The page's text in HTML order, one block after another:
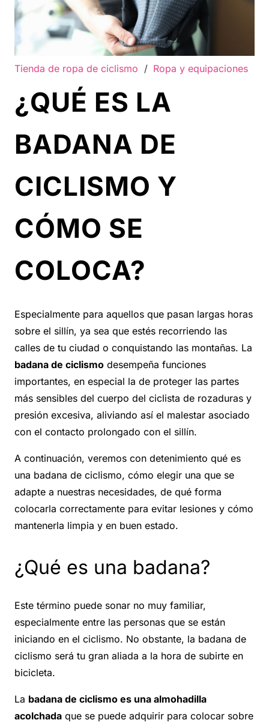
Tienda de ropa de ciclismo / Ropa y equipaciones
¿QUÉ ES LA
BADANA DE
CICLISMO Y
CÓMO SE
COLOCA?
Especialmente para aquellos que pasan largas horas
sobre el sillín, ya sea que estés recorriendo las
calles de tu ciudad o conquistando las montañas. La
badana de ciclismo desempeña funciones
importantes, en especial la de proteger las partes
más sensibles del cuerpo del ciclista de rozaduras y
presión excesiva, aliviando así el malestar asociado
con el contacto prolongado con el sillín.
A continuación, veremos con detenimiento qué es
una badana de ciclismo, cómo elegir una que se
adapte a nuestras necesidades, de qué forma
colocarla correctamente para evitar lesiones y cómo
mantenerla limpia y en buen estado.
¿Qué es una badana?
Este término puede sonar no muy familiar,
especialmente entre las personas que se están
iniciando en el ciclismo. No obstante, la badana de
ciclismo será tu gran aliada a la hora de subirte en
bicicleta.
La badana de ciclismo es una almohadilla
acolchada que se puede adquirir para colocar sobre